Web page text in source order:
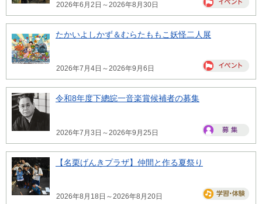
2026年6月2日～2026年8月30日
たかいよしかず＆むらたももこ妖怪二人展
2026年7月4日～2026年9月6日
令和8年度下總皖一音楽賞候補者の募集
2026年7月3日～2026年9月25日
【名栗げんきプラザ】仲間と作る夏祭り
2026年8月18日～2026年8月20日